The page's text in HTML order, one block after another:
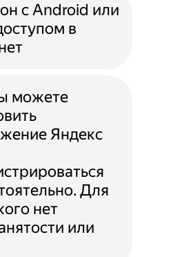
с Android или
в
можете
Яндекс
Для
нет
или